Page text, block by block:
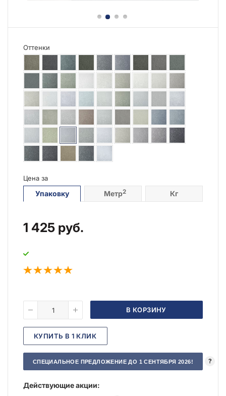
Оттенки
Цена за
Упаковку Метр2 Кг
1 425 руб.
В КОРЗИНУ
КУПИТЬ В 1 КЛИК
СПЕЦИАЛЬНОЕ ПРЕДЛОЖЕНИЕ ДО 1 СЕНТЯБРЯ 2026! ?
Действующие акции: